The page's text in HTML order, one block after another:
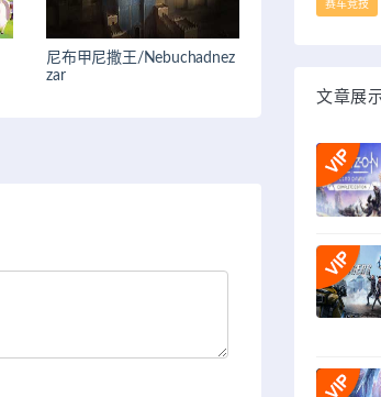
尼布甲尼撒王/Nebuchadnez
zar
赛车竞技
文章展